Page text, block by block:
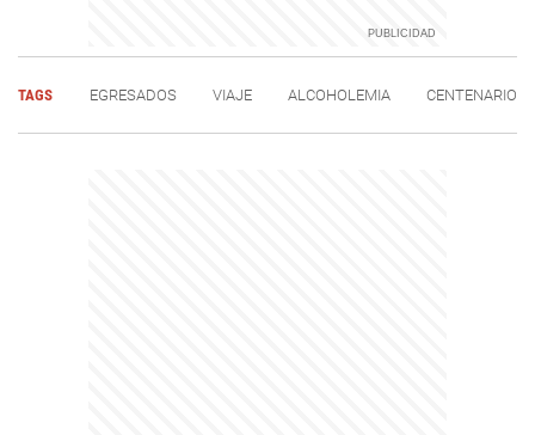
TAGS EGRESADOS VIAJE ALCOHOLEMIA CENTENARIO